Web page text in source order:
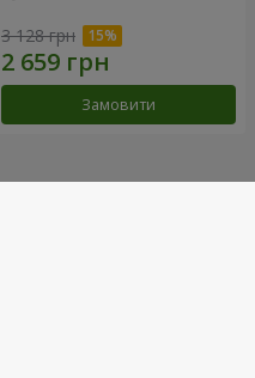
3 128 грн
Замовити